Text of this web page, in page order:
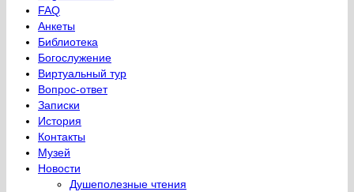
FAQ
Анкеты
Библиотека
Богослужение
Виртуальный тур
Вопрос-ответ
Записки
История
Контакты
Музей
Новости
Душеполезные чтения